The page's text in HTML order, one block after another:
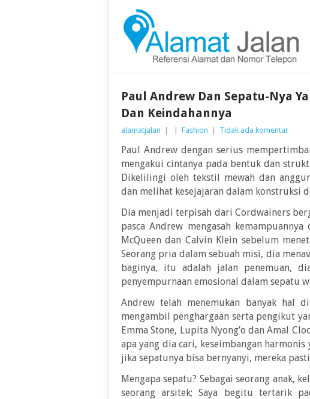
Paul Andrew Dan Sepatu-Nya
Dan Keindahannya
alamatjalan Fashion Tidak ada komentar
Paul Andrew dengan serius
mengakui cintanya pada bentuk dan
Dikelilingi oleh tekstil mewah dan
dan melihat kesejajaran dalam konstruksi
Dia menjadi terpisah dari Cordwainers
pasca Andrew mengasah
McQueen dan Calvin Klein sebelum
Seorang pria dalam sebuah misi, dia
baginya, itu adalah jalan penemuan,
penyempurnaan emosional dalam sepatu
Andrew telah menemukan banyak hal
mengambil penghargaan serta pengikut
Emma Stone, Lupita Nyong’o dan Amal
apa yang dia cari, keseimbangan
jika sepatunya bisa bernyanyi, mereka
Mengapa sepatu? Sebagai seorang anak,
seorang arsitek; Saya begitu tertarik